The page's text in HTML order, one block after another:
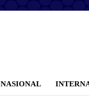
NASIONAL